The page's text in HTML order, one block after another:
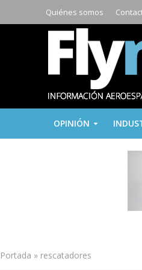
Quiénes somos
OPINIÓN
Portada » rescatadores